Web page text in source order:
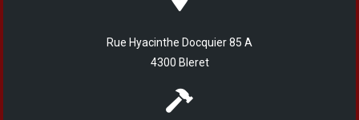
Rue Hyacinthe Docquier 85 A
4300 Bleret